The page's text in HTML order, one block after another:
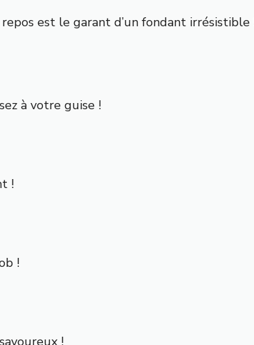
est le garant d’un fondant irrésistible
à votre guise !
!
!
!